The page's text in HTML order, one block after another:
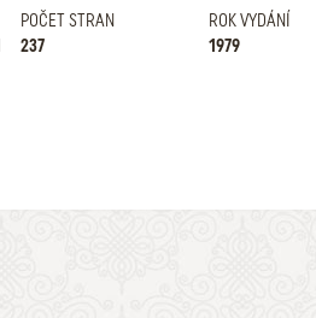
POČET STRAN
237
ROK VYDÁNÍ
1979